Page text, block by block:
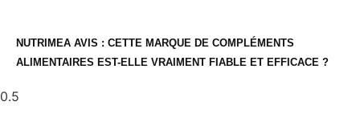
NUTRIMEA AVIS : CETTE MARQUE DE COMPLÉMENTS
ALIMENTAIRES EST-ELLE VRAIMENT FIABLE ET EFFICACE ?